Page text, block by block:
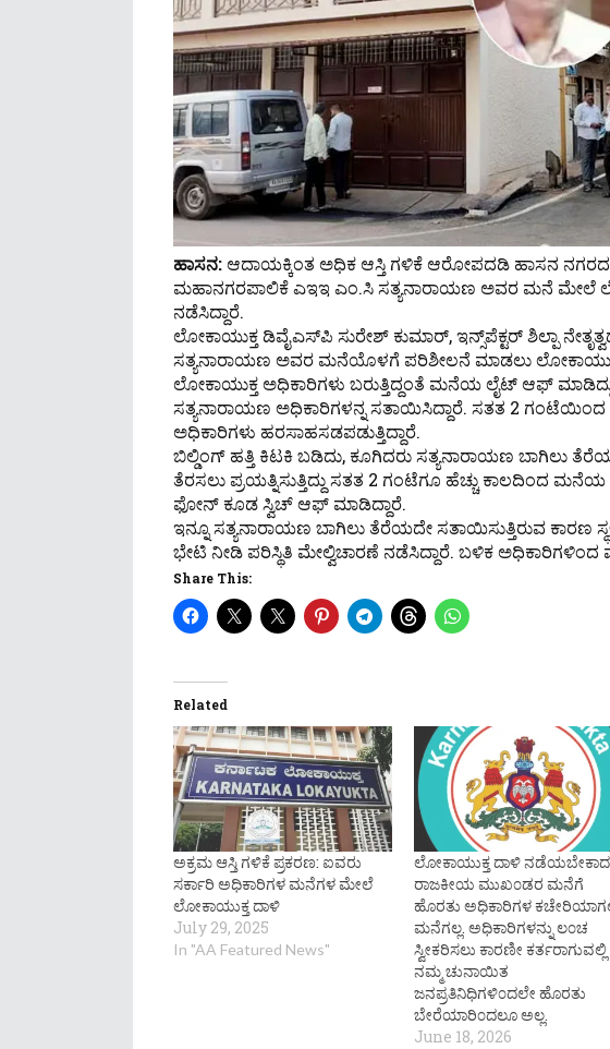
ಹಾಸನ:ಆದಾಯಕ್ಕಿಂತ ಅಧಿಕ ಆಸ್ತಿ ಗಳಿಕೆ ಆರೋಪದಡಿ ಹಾಸನ ನಗರದ
ಮಹಾನಗರಪಾಲಿಕೆ ಎಇಇ ಎಂ.ಸಿ ಸತ್ಯನಾರಾಯಣ ಅವರ ಮನೆ ಮೇಲೆ
ನಡೆಸಿದ್ದಾರೆ.
ಲೋಕಾಯುಕ್ತ ಡಿವೈಎಸ್‌ಪಿ ಸುರೇಶ್‌ ಕುಮಾರ್, ಇನ್ಸ್‌ಪೆಕ್ಟರ್ ಶಿಲ್ಪಾ
ಸತ್ಯನಾರಾಯಣ ಅವರ ಮನೆಯೊಳಗೆ ಪರಿಶೀಲನೆ‌ ಮಾಡಲು ಲೋಕಾಯುಕ್ತ
ಲೋಕಾಯುಕ್ತ ಅಧಿಕಾರಿಗಳು ಬರುತ್ತಿದ್ದಂತೆ ಮನೆಯ ಲೈಟ್ ಆಫ್
ಸತ್ಯನಾರಾಯಣ ಅಧಿಕಾರಿಗಳನ್ನ ಸತಾಯಿಸಿದ್ದಾರೆ. ಸತತ 2
ಅಧಿಕಾರಿಗಳು ಹರಸಾಹಸಡಪಡುತ್ತಿದ್ದಾರೆ.
ಬಿಲ್ಡಿಂಗ್ ಹತ್ತಿ ಕಿಟಕಿ ಬಡಿದು, ಕೂಗಿದರು ಸತ್ಯನಾರಾಯಣ ಬಾಗಿಲು
ತೆರಸಲು ಪ್ರಯತ್ನಿಸುತ್ತಿದ್ದು ಸತತ 2 ಗಂಟೆಗೂ ಹೆಚ್ಚು ಕಾಲದಿಂದ
ಫೋನ್ ಕೂಡ ಸ್ವಿಚ್‌ ಆಫ್‌ ಮಾಡಿದ್ದಾರೆ.
ಇನ್ನೂ ಸತ್ಯನಾರಾಯಣ ಬಾಗಿಲು ತೆರೆಯದೇ ಸತಾಯಿಸುತ್ತಿರುವ ಕಾರಣ
ಭೇಟಿ ನೀಡಿ ಪರಿಸ್ಥಿತಿ ಮೇಲ್ವಿಚಾರಣೆ ನಡೆಸಿದ್ದಾರೆ. ಬಳಿಕ ಅಧಿಕಾರಿಗಳಿಂದ
Share This:
Related
ಅಕ್ರಮ ಆಸ್ತಿ ಗಳಿಕೆ ಪ್ರಕರಣ: ಐವರು
ಸರ್ಕಾರಿ ಅಧಿಕಾರಿಗಳ ಮನೆಗಳ ಮೇಲೆ
ಲೋಕಾಯುಕ್ತ ದಾಳಿ
July 29, 2025
In "AA Featured News"
ಲೋಕಾಯುಕ್ತ ದಾಳಿ
ರಾಜಕೀಯ ಮುಖ೦ಡರ ಮನೆಗೆ
ಹೊರತು ಅಧಿಕಾರಿಗಳ
ಮನೆಗಲ್ಲ. ಅಧಿಕಾರಿಗಳನ್ನು ಲ೦ಚ
ಸ್ವೀಕರಿಸಲು ಕಾರಣೀ ಕರ್ತರಾಗುವಲ್ಲಿ
ನಮ್ಮ ಚುನಾಯಿತ
ಜನಪ್ರತಿನಿಧಿಗಳಿ೦ದಲೇ ಹೊರತು
ಬೇರೆಯಾರಿ೦ದಲೂ ಅಲ್ಲ.
June 18, 2026